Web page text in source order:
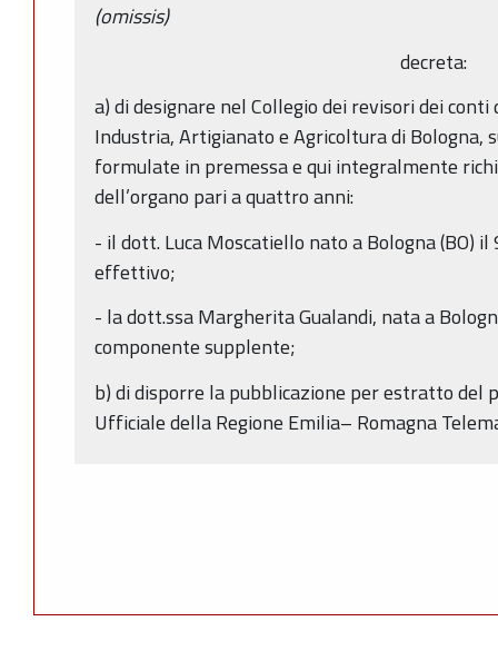
(omissis)
decreta:
a) di designare nel Collegio dei revisori dei
Industria, Artigianato e Agricoltura di Bologna,
formulate in premessa e qui integralmente
dell’organo pari a quattro anni:
- il dott. Luca Moscatiello nato a Bologna (BO)
effettivo;
- la dott.ssa Margherita Gualandi, nata a
componente supplente;
b) di disporre la pubblicazione per estratto
Ufficiale della Regione Emilia– Romagna